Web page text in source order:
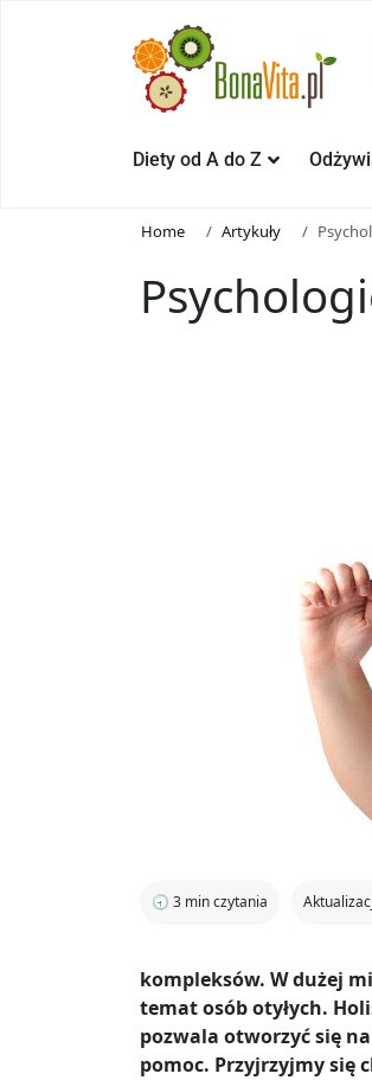
Diety od A do Z
Home Artykuły
🕣 3 min czytania
kompleksów. W dużej
temat osób otyłych.
pozwala otworzyć się
pomoc. Przyjrzyjmy się